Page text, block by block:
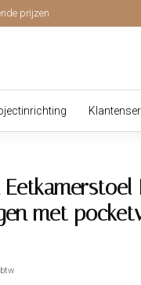
prijzen
met